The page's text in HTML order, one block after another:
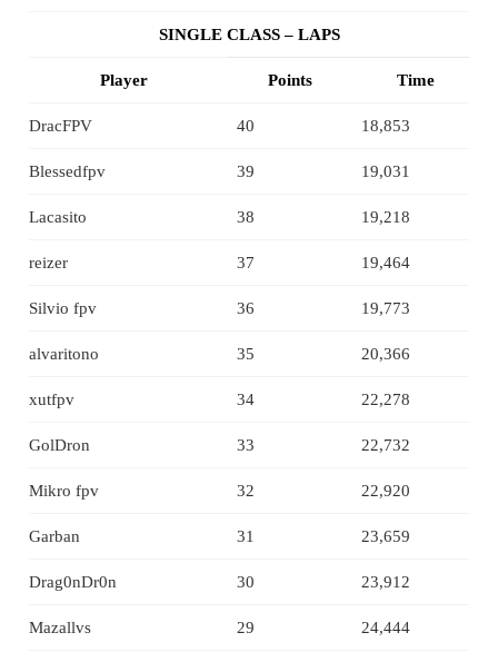
SINGLE CLASS – LAPS
Player Points Time
DracFPV 40 18,853
Blessedfpv 39 19,031
Lacasito 38 19,218
reizer 37 19,464
Silvio fpv 36 19,773
alvaritono 35 20,366
xutfpv 34 22,278
GolDron 33 22,732
Mikro fpv 32 22,920
Garban 31 23,659
Drag0nDr0n 30 23,912
Mazallvs 29 24,444